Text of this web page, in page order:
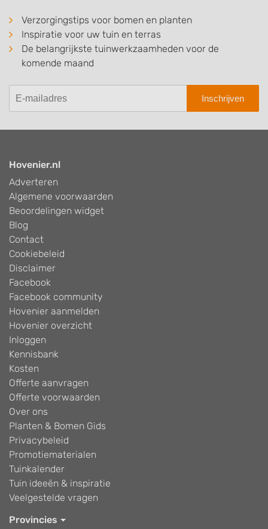
Verzorgingstips voor bomen en planten
Inspiratie voor uw tuin en terras
De belangrijkste tuinwerkzaamheden voor de
komende maand
Inschrijven
Hovenier.nl
Adverteren
Algemene voorwaarden
Beoordelingen widget
Blog
Contact
Cookiebeleid
Disclaimer
Facebook
Facebook community
Hovenier aanmelden
Hovenier overzicht
Inloggen
Kennisbank
Kosten
Offerte aanvragen
Offerte voorwaarden
Over ons
Planten & Bomen Gids
Privacybeleid
Promotiematerialen
Tuinkalender
Tuin ideeën & inspiratie
Veelgestelde vragen
Provincies